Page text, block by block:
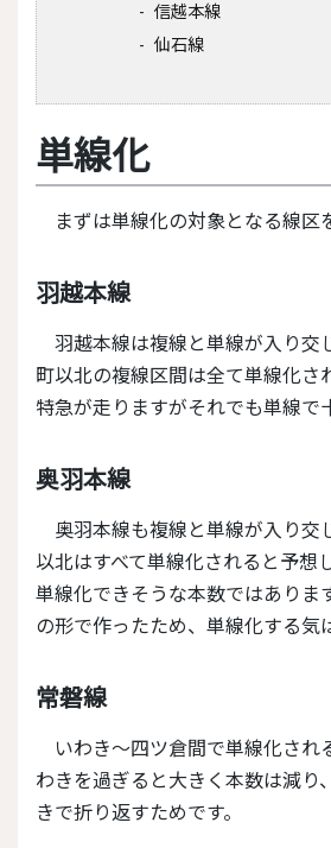
信越本線
仙石線
単線化
まずは単線化の対象となる線区
羽越本線
羽越本線は複線と単線が入り交じる路線ですが、坂
町以北の複線区間は全て単線化さ
特急が走りますがそれでも単線で
奥羽本線
奥羽本線も複線と単線が入り交じってますが、追分
以北はすべて単線化されると予想
単線化できそうな本数ではありま
の形で作ったため、単線化する気
常磐線
いわき～四ツ倉間で単線化されると予想します。い
わきを過ぎると大きく本数は減り
きで折り返すためです。